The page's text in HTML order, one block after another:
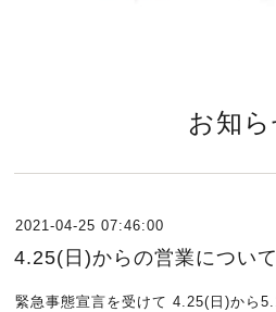
お知
2021-04-25 07:46:00
4.25(日)からの営業について
緊急事態宣言を受けて 4.25(日)から